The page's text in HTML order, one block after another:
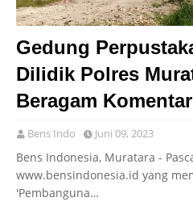
Gedung
Dilidik Polres
Beragam
Bens Indo Juni 09, 2023
Bens Indonesia, Muratara -
www.bensindonesia.id yang
'Pembanguna…